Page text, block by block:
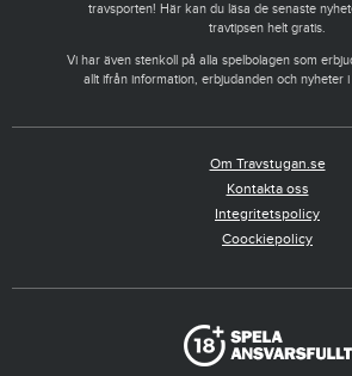
travsporten! Här kan du läsa de senaste
travtipsen helt gratis.
Vi har även stenkoll på alla spelbolagen som
allt ifrån information, erbjudanden och nyheter
Om Travstugan.se
Kontakta oss
Integritetspolicy
Coockiepolicy